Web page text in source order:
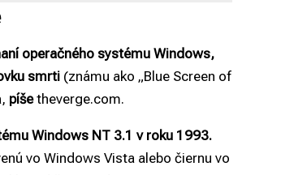
operačného systému Windows,
smrti (známu ako „Blue Screen of
píšetheverge.com.
Windows NT 3.1 v roku 1993.
vo Windows Vista alebo čiernu vo